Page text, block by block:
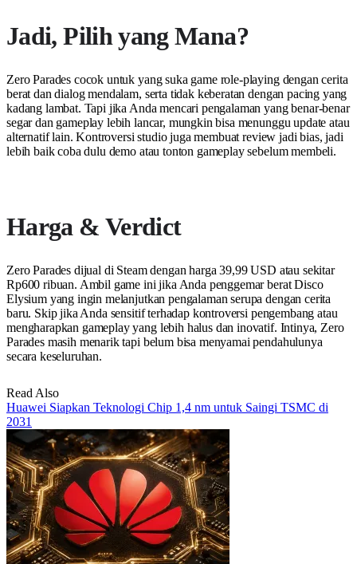
Jadi, Pilih yang Mana?
Zero Parades cocok untuk yang suka game role-playing dengan cerita
berat dan dialog mendalam, serta tidak keberatan dengan pacing yang
kadang lambat. Tapi jika Anda mencari pengalaman yang benar-benar
segar dan gameplay lebih lancar, mungkin bisa menunggu update atau
alternatif lain. Kontroversi studio juga membuat review jadi bias, jadi
lebih baik coba dulu demo atau tonton gameplay sebelum membeli.
Harga & Verdict
Zero Parades dijual di Steam dengan harga 39,99 USD atau sekitar
Rp600 ribuan. Ambil game ini jika Anda penggemar berat Disco
Elysium yang ingin melanjutkan pengalaman serupa dengan cerita
baru. Skip jika Anda sensitif terhadap kontroversi pengembang atau
mengharapkan gameplay yang lebih halus dan inovatif. Intinya, Zero
Parades masih menarik tapi belum bisa menyamai pendahulunya
secara keseluruhan.
Read Also
Huawei Siapkan Teknologi Chip 1,4 nm untuk Saingi TSMC di
2031